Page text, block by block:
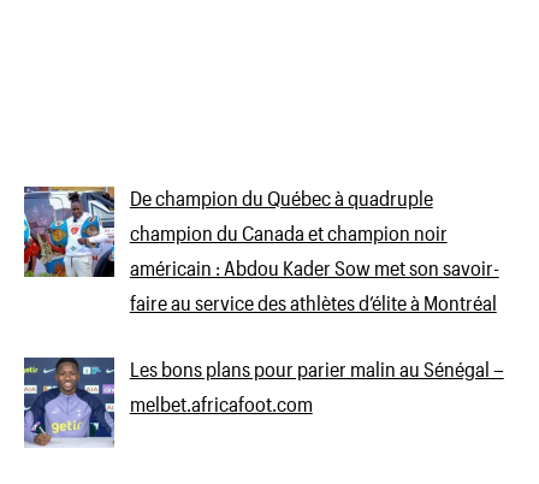
De champion du Québec à quadruple
champion du Canada et champion noir
américain : Abdou Kader Sow met son savoir-
faire au service des athlètes d’élite à Montréal
Les bons plans pour parier malin au Sénégal –
melbet.africafoot.com